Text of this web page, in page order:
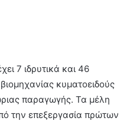
7 ιδρυτικά και 46
κυματοειδούς
παραγωγής. Τα μέλη
την επεξεργασία πρώτων